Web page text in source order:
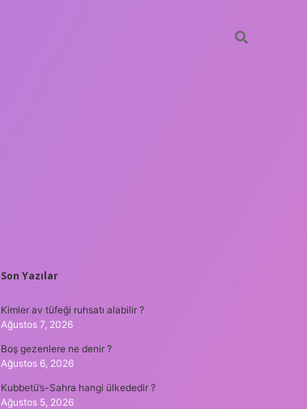
SIDEBAR
Son Yazılar
Kimler av tüfeği ruhsatı alabilir ?
Ağustos 7, 2026
Boş gezenlere ne denir ?
Ağustos 6, 2026
Kubbetü’s-Sahra hangi ülkededir ?
Ağustos 5, 2026